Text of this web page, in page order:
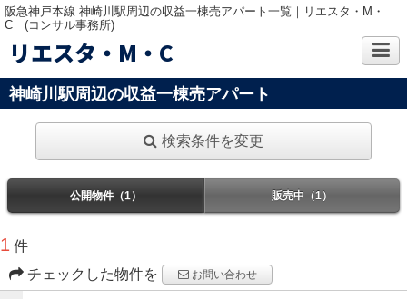
阪急神戸本線 神崎川駅周辺の収益一棟売アパート一覧｜リエスタ・M・
C (コンサル事務所)
リエスタ・M・C
神崎川駅周辺の収益一棟売アパート
検索条件を変更
公開物件（1） 販売中（1）
1 件
チェックした物件を
お問い合わせ